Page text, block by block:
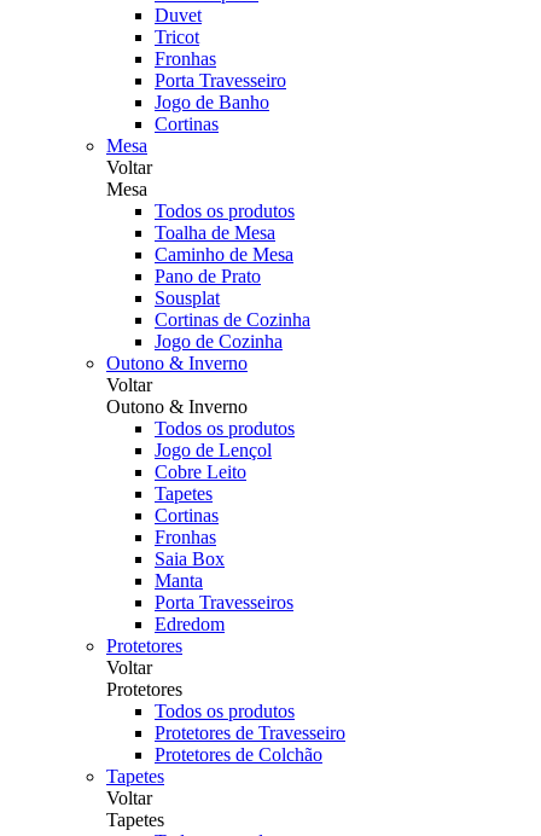
Duvet
Tricot
Fronhas
Porta Travesseiro
Jogo de Banho
Cortinas
Mesa
Voltar
Mesa
Todos os produtos
Toalha de Mesa
Caminho de Mesa
Pano de Prato
Sousplat
Cortinas de Cozinha
Jogo de Cozinha
Outono & Inverno
Voltar
Outono & Inverno
Todos os produtos
Jogo de Lençol
Cobre Leito
Tapetes
Cortinas
Fronhas
Saia Box
Manta
Porta Travesseiros
Edredom
Protetores
Voltar
Protetores
Todos os produtos
Protetores de Travesseiro
Protetores de Colchão
Tapetes
Voltar
Tapetes